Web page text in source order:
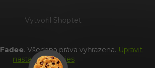
Vytvořil Shoptet
Fadee. Všechna práva vyhrazena. Upravit
nastavení cookies